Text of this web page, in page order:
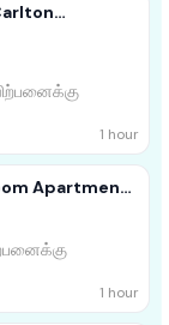
1 hour
Apartment
1 hour